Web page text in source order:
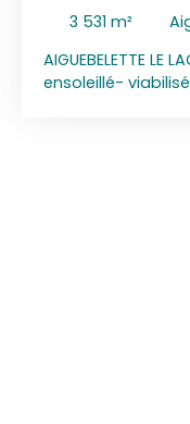
3 531 m²
AIGUEBELETTE LE
ensoleillé-
partie d'un
électricité, tout à
aléa Argile